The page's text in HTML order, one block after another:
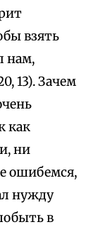
взять
нам,
13). Зачем
как
ни
ошибемся,
нужду
в